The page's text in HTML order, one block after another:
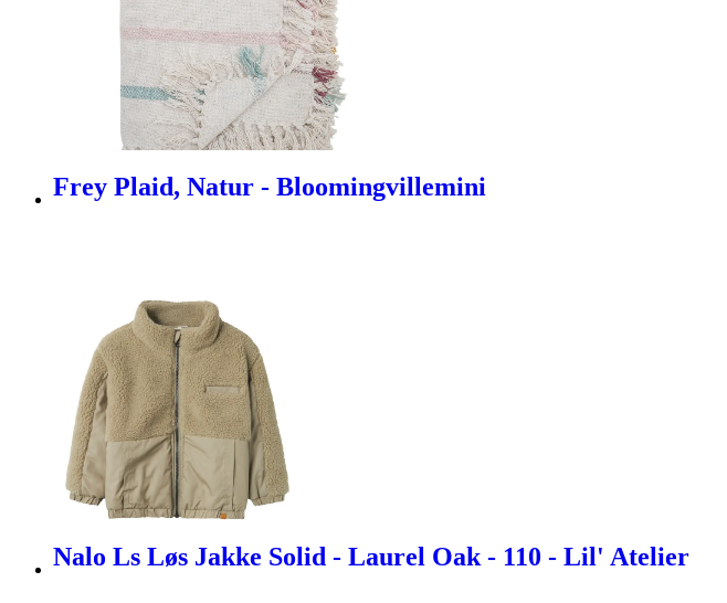
Frey Plaid, Natur - Bloomingvillemini
Nalo Ls Løs Jakke Solid - Laurel Oak - 110 - Lil' Atelier